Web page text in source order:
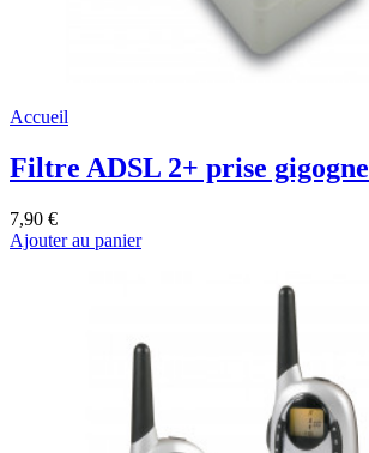
Accueil
Filtre ADSL 2+ prise
7,90 €
Ajouter au panier